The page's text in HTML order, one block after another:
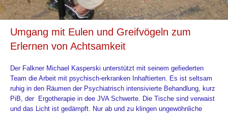
Umgang mit Eulen und Greifvögeln zum
Erlernen von Achtsamkeit
Der Falkner Michael Kasperski unterstützt mit seinem gefiederten
Team die Arbeit mit psychisch-erkranken Inhaftierten. Es ist seltsam
ruhig in den Räumen der Psychiatrisch intensivierte Behandlung, kurz
PiB, der Ergotherapie in dee JVA Schwerte. Die Tische sind verwaist
und das Licht ist gedämpft. Nur ab und zu klingen ungewöhnliche